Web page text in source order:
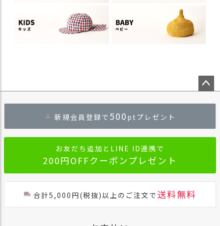
ジト
へ
新規会員登録で 500 ptプレゼント
お友だち追加とLINE ID連携で
200円OFFクーポンプレゼント
合計5,000円(税抜)以上のご注文で 送料無料